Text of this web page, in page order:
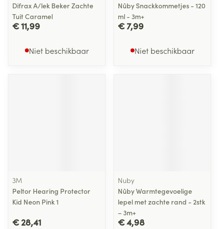
Difrax A/lek Beker Zachte
Tuit Caramel
€ 11,99
Niet beschikbaar
Nûby Snackkommetjes - 120
ml - 3m+
€ 7,99
Niet beschikbaar
3M
Peltor Hearing Protector
Kid Neon Pink 1
€ 28,41
Nuby
Nûby Warmtegevoelige
lepel met zachte rand - 2stk
– 3m+
€ 4,98